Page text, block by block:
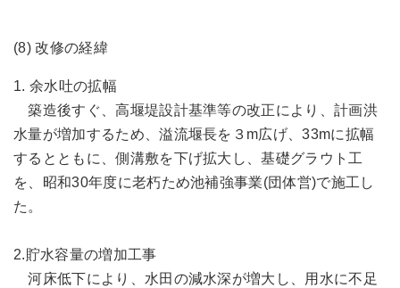
(8) 改修の経緯
1. 余水吐の拡幅
築造後すぐ、高堰堤設計基準等の改正により、計画洪
水量が増加するため、溢流堰長を３m広げ、33mに拡幅
するとともに、側溝敷を下げ拡大し、基礎グラウト工
を、昭和30年度に老朽ため池補強事業(団体営)で施工し
た。
2.貯水容量の増加工事
河床低下により、水田の減水深が増大し、用水に不足